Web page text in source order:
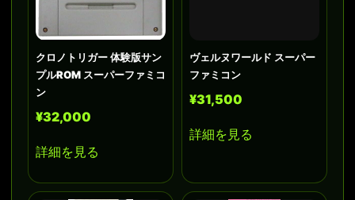
クロノトリガー 体験版サン
プルROM スーパーファミコ
ン
¥32,000
詳細を見る
ヴェルヌワールド スーパー
ファミコン
¥31,500
詳細を見る